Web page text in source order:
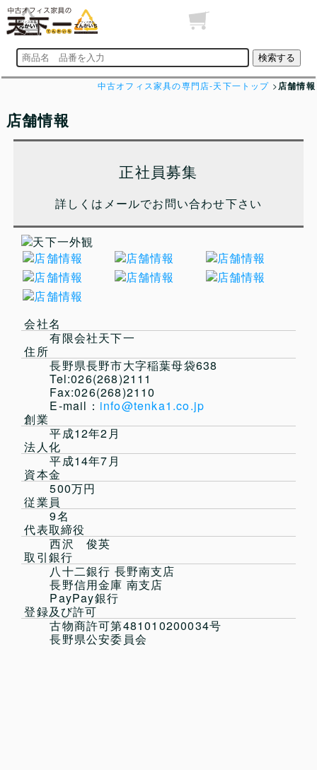
中古オフィス家具の専門店-天下一トップ >店舗情報
店舗情報
正社員募集
詳しくはメールでお問い合わせ下さい
会社名
有限会社天下一
住所
長野県長野市大字稲葉母袋638
Tel:026(268)2111
Fax:026(268)2110
E-mail： info@tenka1.co.jp
創業
平成12年2月
法人化
平成14年7月
資本金
500万円
従業員
9名
代表取締役
西沢 俊英
取引銀行
八十二銀行 長野南支店
長野信用金庫 南支店
PayPay銀行
登録及び許可
古物商許可第481010200034号
長野県公安委員会